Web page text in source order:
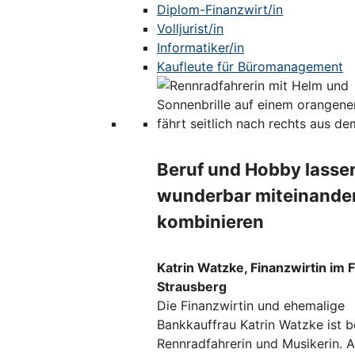
Diplom-Finanzwirt/in
Volljurist/in
Informatiker/in
Kaufleute für Büromanagement
Beruf und Hobby
wunderbar
kombinieren
Katrin Watzke, Finanzwirtin im
Strausberg
Die Finanzwirtin und ehemalige
Bankkauffrau Katrin Watzke ist
Rennradfahrerin und Musikerin.